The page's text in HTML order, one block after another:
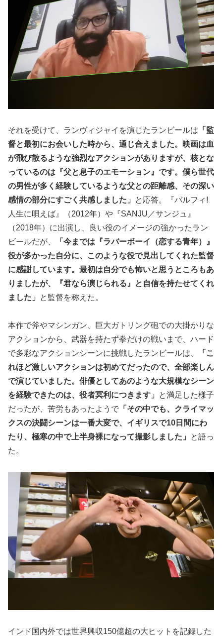
それを受けて、ランヴィジャイを演じたランビールは 「監
督と最初にお会いした時から、通じ合えました。映画は血
が飛び散るような強烈なアクションがありますが、核とな
っているのは『父と息子のエモーション』です。僕ら世代
の男性が多く経験しているような父との距離感、その深い
感情の部分にすごく共感しました」
と応答。『バルフィ!
人生に唄えば』（2012年）や『SANJU／サンジュ』
（2018年）に出演し、良い役のイメージの強かったラン
ビールだが、
「今までは『ラバーボーイ（恋する青年）』
役が多かった自分に、このような役で見出してくれた監督
に感謝しています。最初は自分でも怖いと思うところもあ
りましたが、『君なら演じられる』と自信を持たせてくれ
ました」
と監督を称えた。
本作で斧やマシンガン、巨大ガトリング砲での大掛かりな
アクションから、武器を持たず拳だけの戦いまで、ハード
で多彩なアクションシーンに挑戦したランビールは、
「こ
れほど激しいアクションは初めてだったので、全部楽しん
で演じていました。俳優としてあのような大規模なシーン
を経験できたのは、役者冥利につきます」
と満足した様子
だったが、苦労もあったようで 「その中でも、クライマッ
クスの決闘シーンは一番大変で、イギリスで10日間にわ
たり、極寒の中で上半身裸になって撮影しました」
と語っ
た。
インド国内外では世界興収150億超の大ヒットを記録した